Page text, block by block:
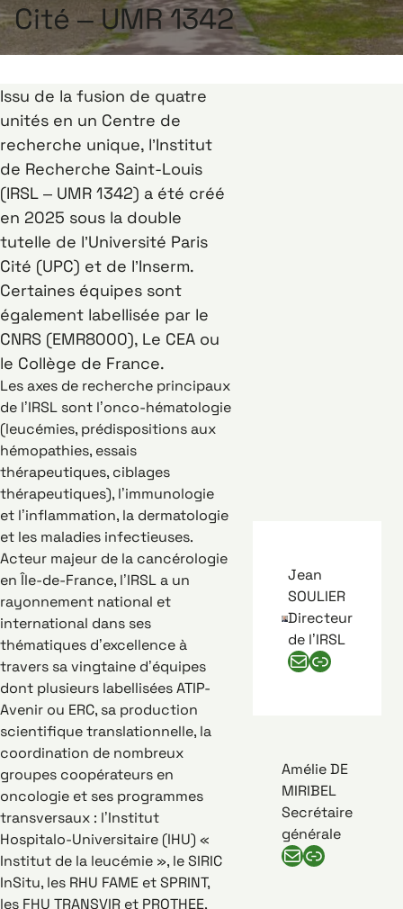
Cité – UMR 1342
Issu de la fusion de quatre
unités en un Centre de
recherche unique, l’Institut
de Recherche Saint-Louis
(IRSL – UMR 1342) a été créé
en 2025 sous la double
tutelle de l’Université Paris
Cité (UPC) et de l’Inserm.
Certaines équipes sont
également labellisée par le
CNRS (EMR8000), Le CEA ou
le Collège de France.
Les axes de recherche principaux
de l’IRSL sont l’onco-hématologie
(leucémies, prédispositions aux
hémopathies, essais
thérapeutiques, ciblages
thérapeutiques), l’immunologie
et l’inflammation, la dermatologie
et les maladies infectieuses.
Acteur majeur de la cancérologie
en Île-de-France, l’IRSL a un
rayonnement national et
international dans ses
thématiques d’excellence à
travers sa vingtaine d’équipes
dont plusieurs labellisées ATIP-
Avenir ou ERC, sa production
scientifique translationnelle, la
coordination de nombreux
groupes coopérateurs en
oncologie et ses programmes
transversaux : l’Institut
Hospitalo-Universitaire (IHU) «
Institut de la leucémie », le SIRIC
InSitu, les RHU FAME et SPRINT,
les FHU TRANSVIR et PROTHEE,
Jean
SOULIER
Directeur
de l’IRSL
E-mail de Jean Soulier
Numéro de téléphone de Jean Soulier
Amélie DE
MIRIBEL
Secrétaire
générale
E-mail d'Amélie de miribel
Numéro de téléphone d'Amélie de miribel